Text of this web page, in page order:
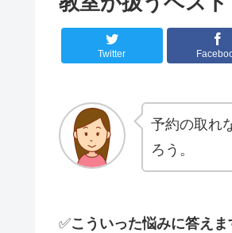
Twitter
予約の取れ
ろう。
✅こういった悩みに答えま